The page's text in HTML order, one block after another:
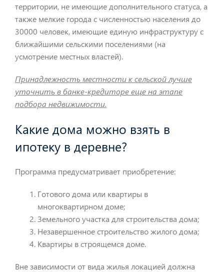
территории, не имеющие дополнительного статуса, а
также мелкие города с численностью населения до
30000 человек, имеющие единую инфраструктуру с
ближайшими сельскими поселениями (на
усмотрение местных властей).
Принадлежность местности к сельской лучше
уточнить в банке-кредиторе еще на этапе
подбора недвижимости.
Какие дома можно взять в
ипотеку в деревне?
Программа предусматривает приобретение:
Готового дома или квартиры в
многоквартирном доме;
Земельного участка для строительства дома;
Незавершенное строительство жилого дома;
Квартиры в строящемся доме.
Вне зависимости от вида жилья локацией должна